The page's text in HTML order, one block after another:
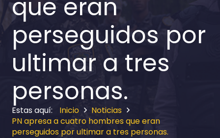
que eran
perseguidos por
ultimar a tres
personas.
Inicio
Noticias
PN apresa a cuatro hombres que eran
perseguidos por ultimar a tres personas.